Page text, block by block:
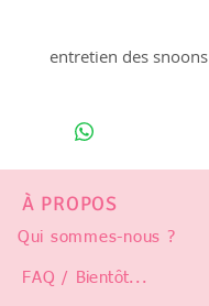
entretien des snoons
À PROPOS
Qui sommes-nous ?
FAQ / Bientôt...